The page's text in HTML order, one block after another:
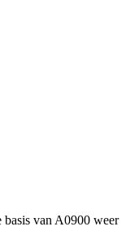
basis van A0900 weer